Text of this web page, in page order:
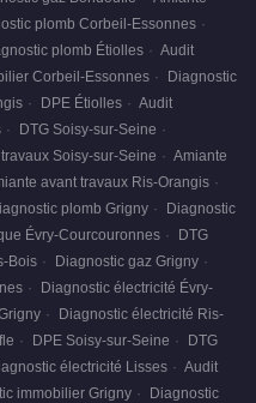
plomb Corbeil-Essonnes ·
plomb Étiolles · Audit
Corbeil-Essonnes ·
Diagnostic
· DPE Étiolles · Audit
· DTG Soisy-sur-Seine ·
Soisy-sur-Seine · Amiante
avant travaux Ris-Orangis ·
plomb Grigny ·
Diagnostic
Évry-Courcouronnes ·
DTG
Bois · Diagnostic gaz Grigny ·
·
Diagnostic électricité Évry-
·
Diagnostic électricité Ris-
· DPE Soisy-sur-Seine ·
DTG
électricité Lisses · Audit
immobilier Grigny ·
Diagnostic